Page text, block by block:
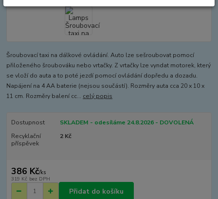
Šroubovací taxi na dálkové ovládání. Auto lze sešroubovat pomocí
přiloženého šroubováku nebo vrtačky. Z vrtačky lze vyndat motorek, který
se vloží do auta a to poté jezdí pomocí ovládání dopředu a dozadu.
Napájení na 4 AA baterie (nejsou součástí). Rozměry auta cca 20 x 10 x
11 cm. Rozměry balení cc... celý popis
Dostupnost
SKLADEM - odesíláme 24.8.2026 - DOVOLENÁ
Recyklační
příspěvek
2 Kč
386 Kč/ks
319 Kč bez DPH
Přidat do košíku